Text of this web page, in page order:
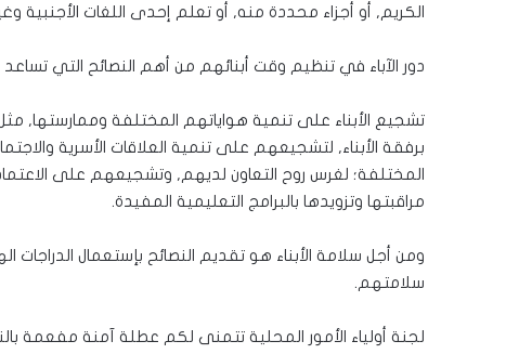
الكريم, أو أجزاء محددة منه, أو تعلم إحدى اللغات الأجنبية
دور الآباء في تنظيم وقت أبنائهم من أهم النصائح التي
تشجيع الأبناء على تنمية هواياتهم المختلفة وممارستها, مثل:
برفقة الأبناء, لتشجيعهم على تنمية العلاقات الأسرية
المختلفة؛ لغرس روح التعاون لديهم, وتشجيعهم على
مراقبتها وتزويدها بالبرامج التعليمية المفيدة.
ومن أجل سلامة الأبناء هو تقديم النصائح بإستعمال الدراجات
سلامتهم.
لجنة أولياء الأمور المحلية تتمنى لكم عطلة آمنة مفعمة